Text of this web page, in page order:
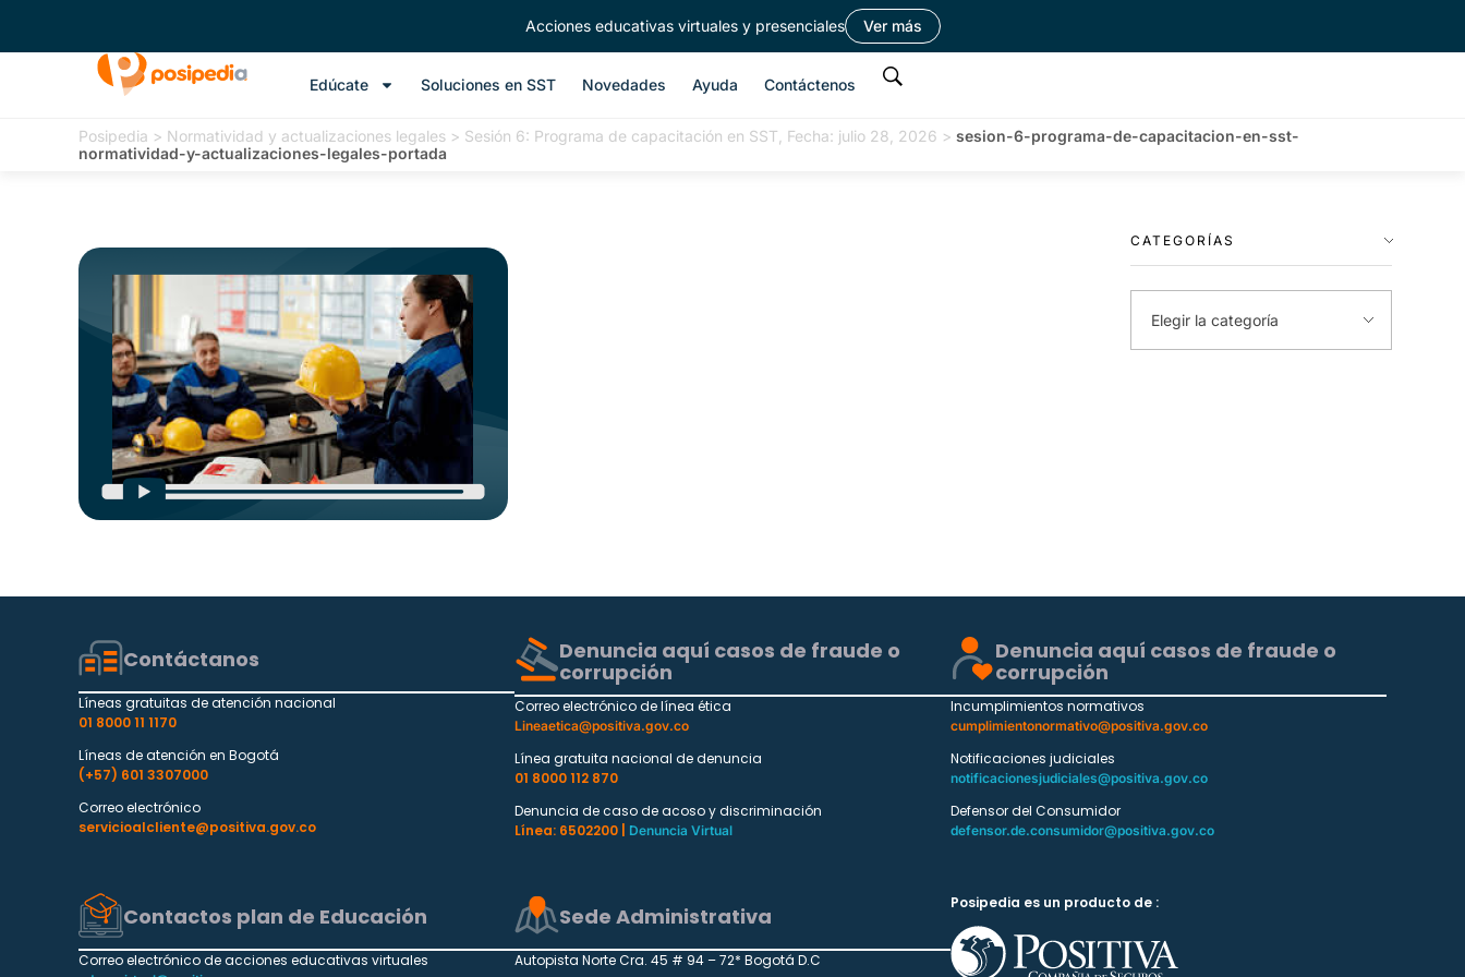
Acciones educativas virtuales y presenciales Ver más
Edúcate Soluciones en SST Novedades Ayuda Contáctenos
Posipedia > Normatividad y actualizaciones legales > Sesión 6: Programa de capacitación en SST, Fecha: julio 28, 2026 > sesion-6-programa-de-capacitacion-en-sst-
normatividad-y-actualizaciones-legales-portada
CATEGORÍAS
Contáctanos
Líneas gratuitas de atención nacional
01 8000 11 1170
Líneas de atención en Bogotá
(+57) 601 3307000
Correo electrónico
servicioalcliente@positiva.gov.co
Denuncia aquí casos de fraude o
corrupción
Correo electrónico de línea ética
Lineaetica@positiva.gov.co
Línea gratuita nacional de denuncia
01 8000 112 870
Denuncia de caso de acoso y discriminación
Línea: 6502200 |
Denuncia Virtual
Denuncia aquí casos de fraude o
corrupción
Incumplimientos normativos
cumplimientonormativo@positiva.gov.co
Notificaciones judiciales
notificacionesjudiciales@positiva.gov.co
Defensor del Consumidor
defensor.de.consumidor@positiva.gov.co
Contactos plan de Educación
Correo electrónico de acciones educativas virtuales
Sede Administrativa
Autopista Norte Cra. 45 # 94 – 72* Bogotá D.C
Posipedia es un producto de :